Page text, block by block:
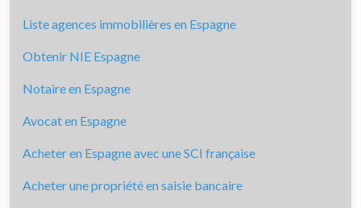
Liste agences immobilières en Espagne
Obtenir NIE Espagne
Notaire en Espagne
Avocat en Espagne
Acheter en Espagne avec une SCI française
Acheter une propriété en saisie bancaire